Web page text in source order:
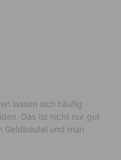
lassen sich häufig
Das ist nicht nur gut
Geldbeutel und man